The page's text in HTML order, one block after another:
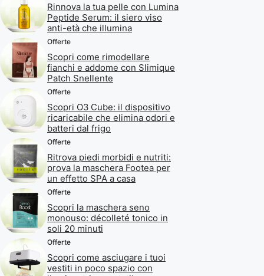
Rinnova la tua pelle con Lumina
Peptide Serum: il siero viso
anti-età che illumina
Offerte
Scopri come rimodellare
fianchi e addome con Slimique
Patch Snellente
Offerte
Scopri O3 Cube: il dispositivo
ricaricabile che elimina odori e
batteri dal frigo
Offerte
Ritrova piedi morbidi e nutriti:
prova la maschera Footea per
un effetto SPA a casa
Offerte
Scopri la maschera seno
monouso: décolleté tonico in
soli 20 minuti
Offerte
Scopri come asciugare i tuoi
vestiti in poco spazio con